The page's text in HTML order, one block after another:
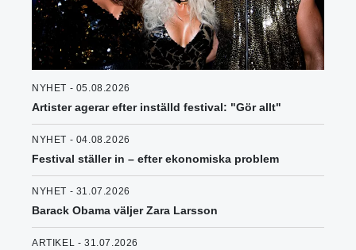
NYHET - 05.08.2026
Artister agerar efter inställd festival: "Gör allt"
NYHET - 04.08.2026
Festival ställer in – efter ekonomiska problem
NYHET - 31.07.2026
Barack Obama väljer Zara Larsson
ARTIKEL - 31.07.2026